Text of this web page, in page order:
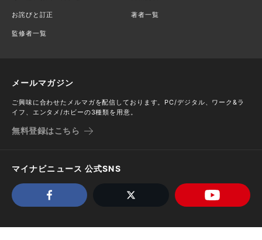
お詫びと訂正 著者一覧
監修者一覧
メールマガジン
ご興味に合わせたメルマガを配信しております。PC/デジタル、ワーク&ラ
イフ、エンタメ/ホビーの3種類を用意。
無料登録はこちら
マイナビニュース 公式SNS